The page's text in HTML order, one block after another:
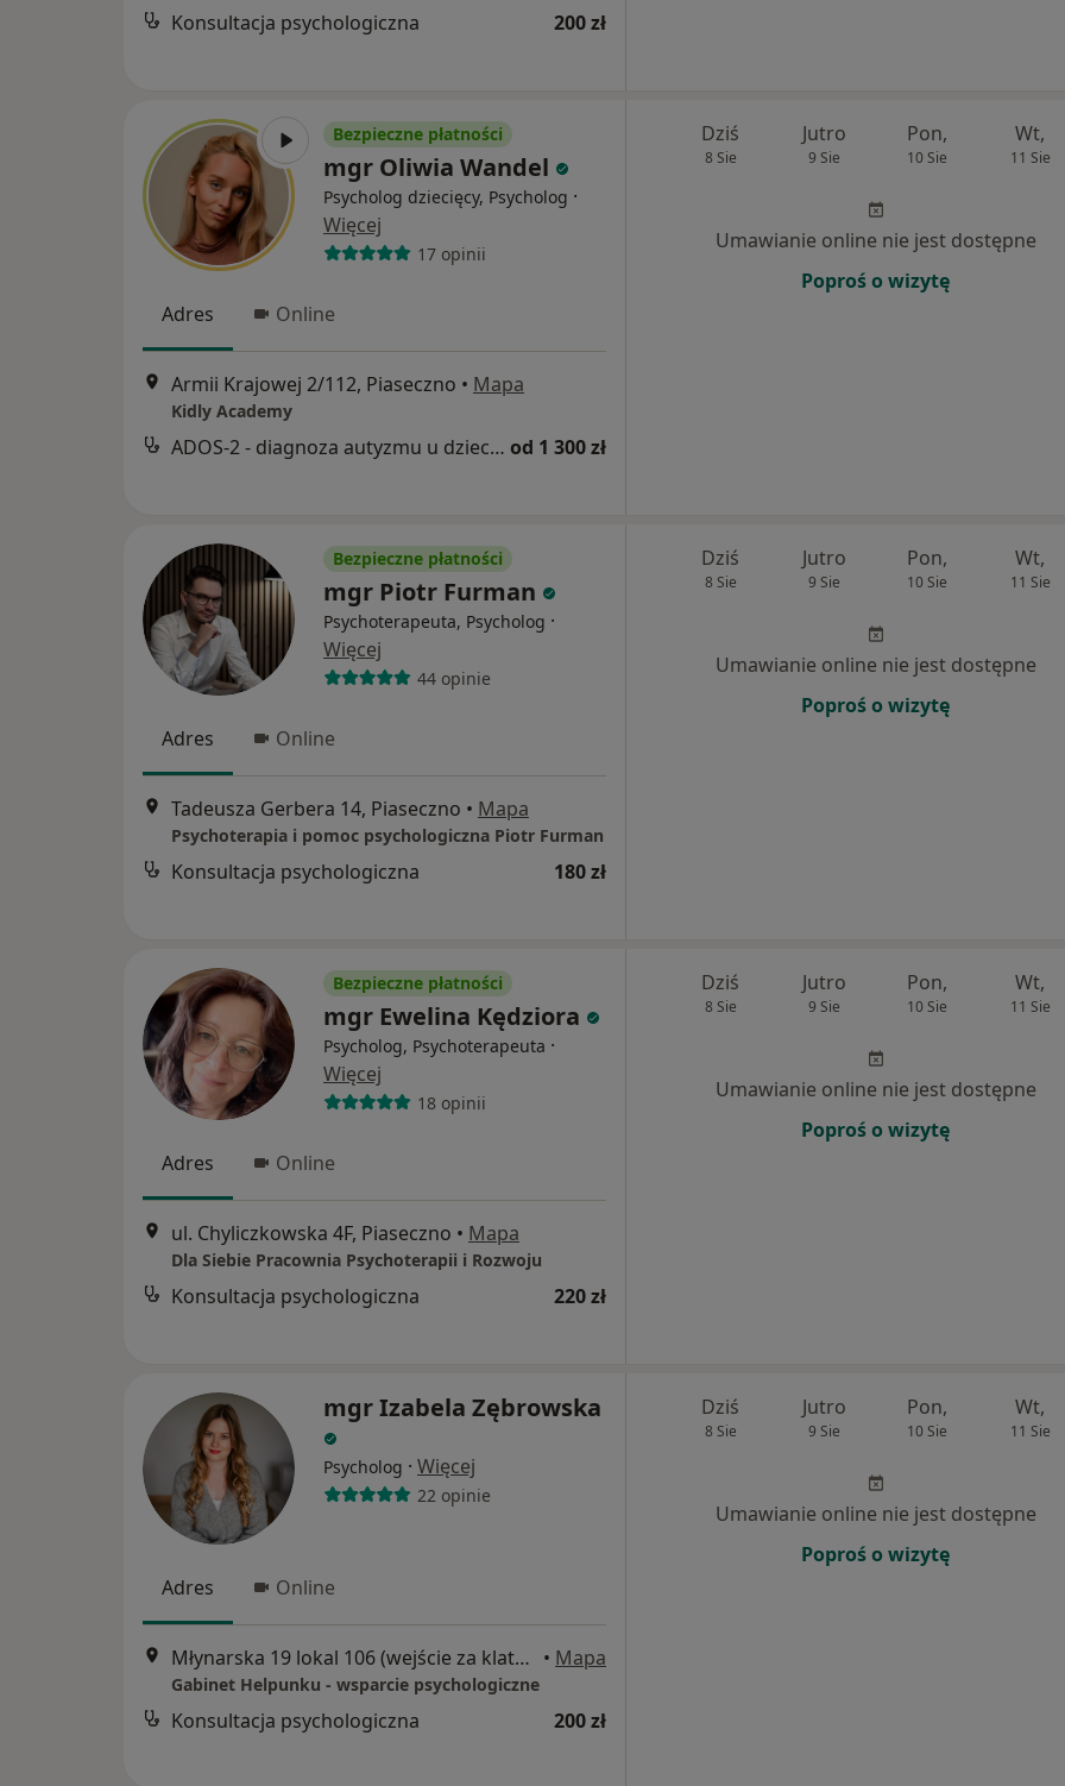
Konsultacja psychologiczna 200 zł
Bezpieczne płatności
mgr Oliwia Wandel
Psycholog dziecięcy, Psycholog ·
Więcej
17 opinii
Adres Online
Armii Krajowej 2/112, Piaseczno • Mapa
Kidly Academy
ADOS-2 - diagnoza autyzmu u dzieci, młodzieży i dorosłych od 1 300 zł
Dziś
8 Sie
Jutro
9 Sie
Pon,
10 Sie
Wt,
11 Sie
Umawianie online nie jest dostępne
Poproś o wizytę
Bezpieczne płatności
mgr Piotr Furman
Psychoterapeuta, Psycholog ·
Więcej
44 opinie
Adres Online
Tadeusza Gerbera 14, Piaseczno • Mapa
Psychoterapia i pomoc psychologiczna Piotr Furman
Konsultacja psychologiczna 180 zł
Dziś
8 Sie
Jutro
9 Sie
Pon,
10 Sie
Wt,
11 Sie
Umawianie online nie jest dostępne
Poproś o wizytę
Bezpieczne płatności
mgr Ewelina Kędziora
Psycholog, Psychoterapeuta ·
Więcej
18 opinii
Adres Online
ul. Chyliczkowska 4F, Piaseczno • Mapa
Dla Siebie Pracownia Psychoterapii i Rozwoju
Konsultacja psychologiczna 220 zł
Dziś
8 Sie
Jutro
9 Sie
Pon,
10 Sie
Wt,
11 Sie
Umawianie online nie jest dostępne
Poproś o wizytę
mgr Izabela Zębrowska
Psycholog · Więcej
22 opinie
Adres Online
Młynarska 19 lokal 106 (wejście za klatką V), Piaseczno • Mapa
Gabinet Helpunku - wsparcie psychologiczne
Konsultacja psychologiczna 200 zł
Dziś
8 Sie
Jutro
9 Sie
Pon,
10 Sie
Wt,
11 Sie
Umawianie online nie jest dostępne
Poproś o wizytę